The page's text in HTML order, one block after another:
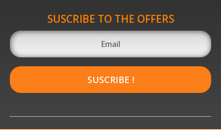
SUSCRIBE TO THE OFFERS
SUSCRIBE !